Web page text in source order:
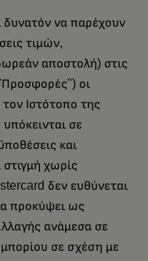
δυνατόν να παρέχουν
τιμών,
αποστολή) στις
οι
τον Ιστότοπο της
σε
και
χωρίς
δεν ευθύνεται
προκύψει ως
ανάμεσα σε
σε σχέση με